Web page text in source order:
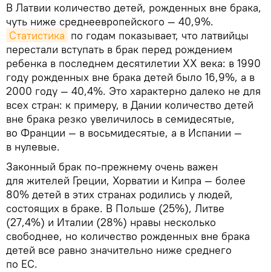
​В Латвии количество детей, рожденных вне брака,
чуть ниже среднеевропейского — 40,9%.
Статистика по годам показывает, что латвийцы
перестали вступать в брак перед рождением
ребенка в последнем десятилетии ХХ века: в 1990
году рожденных вне брака детей было 16,9%, а в
2000 году — 40,4%. Это характерно далеко не для
всех стран: к примеру, в Дании количество детей
вне брака резко увеличилось в семидесятые,
во Франции — в восьмидесятые, а в Испании —
в нулевые.
Законный брак по-прежнему очень важен
для жителей Греции, Хорватии и Кипра — более
80% детей в этих странах родились у людей,
состоящих в браке. В Польше (25%), Литве
(27,4%) и Италии (28%) нравы несколько
свободнее, но количество рожденных вне брака
детей все равно значительно ниже среднего
по ЕС.